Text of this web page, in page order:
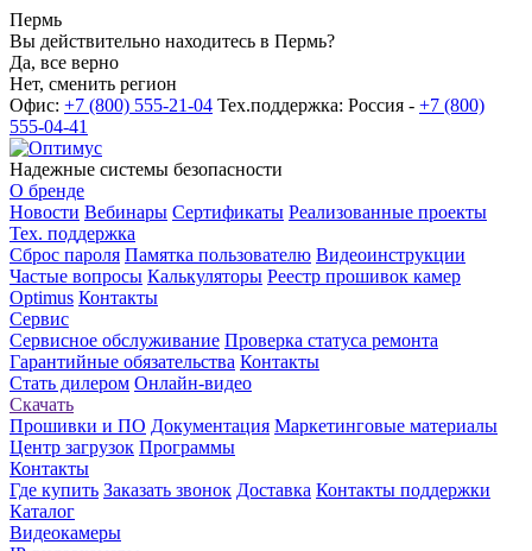
Пермь
Вы действительно находитесь в Пермь?
Да, все верно
Нет, сменить регион
Офис: +7 (800) 555-21-04 Тех.поддержка: Россия - +7 (800)
555-04-41
Надежные системы безопасности
О бренде
Новости Вебинары Сертификаты Реализованные проекты
Тех. поддержка
Сброс пароля Памятка пользователю Видеоинструкции
Частые вопросы Калькуляторы Реестр прошивок камер
Optimus Контакты
Сервис
Сервисное обслуживание Проверка статуса ремонта
Гарантийные обязательства Контакты
Стать дилером Онлайн-видео
Скачать
Прошивки и ПО Документация Маркетинговые материалы
Центр загрузок Программы
Контакты
Где купить Заказать звонок Доставка Контакты поддержки
Каталог
Видеокамеры